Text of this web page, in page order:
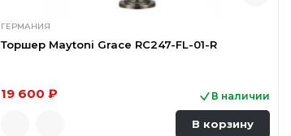
ГЕРМАНИЯ
Торшер Maytoni Grace RC247-FL-01-R
19 600 ₽ В наличии
В корзину